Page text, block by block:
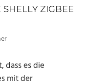
SHELLY ZIGBEE
dass es die